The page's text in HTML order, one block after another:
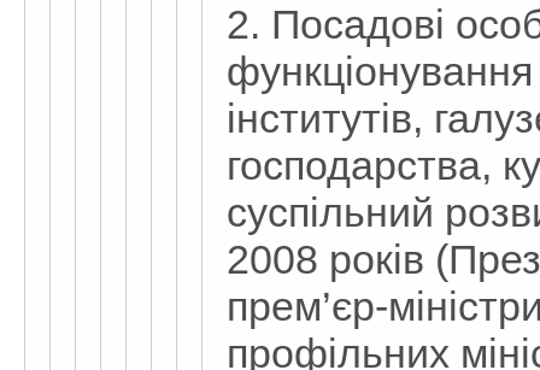
2. Посадові
інститутів,
господарства,
суспільний
2008 років
прем’єр-
профільних